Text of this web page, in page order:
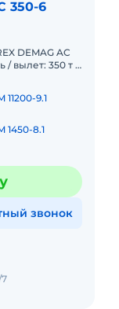
350-6
DEMAG AC
/ вылет: 350 т /
9.1
1450-8.1
звонок